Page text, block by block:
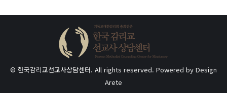
© 한국감리교선교사상담센터. All rights reserved. Powered by Design
Arete